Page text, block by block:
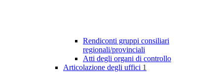
Rendiconti gruppi consiliari
regionali/provinciali
Atti degli organi di controllo
Articolazione degli uffici 1